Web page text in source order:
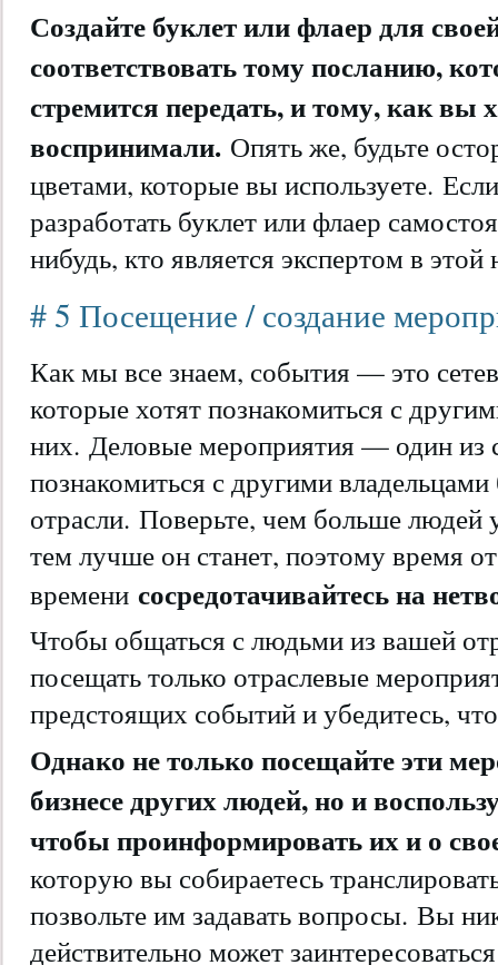
Создайте буклет или флаер для
соответствовать тому посланию,
стремится передать, и тому, как вы
воспринимали. Опять же, будьте
цветами, которые вы используете.
разработать буклет или флаер
нибудь, кто является экспертом в
# 5 Посещение / создание
Как мы все знаем, события — это
которые хотят познакомиться с
них. Деловые мероприятия — один из
познакомиться с другими
отрасли. Поверьте, чем больше людей
тем лучше он станет, поэтому время от
времени сосредотачивайтесь на
Чтобы общаться с людьми из вашей
посещать только отраслевые
предстоящих событий и убедитесь,
Однако не только посещайте эти
бизнесе других людей, но и
чтобы проинформировать их и о
которую вы собираетесь
позвольте им задавать вопросы. Вы
действительно может